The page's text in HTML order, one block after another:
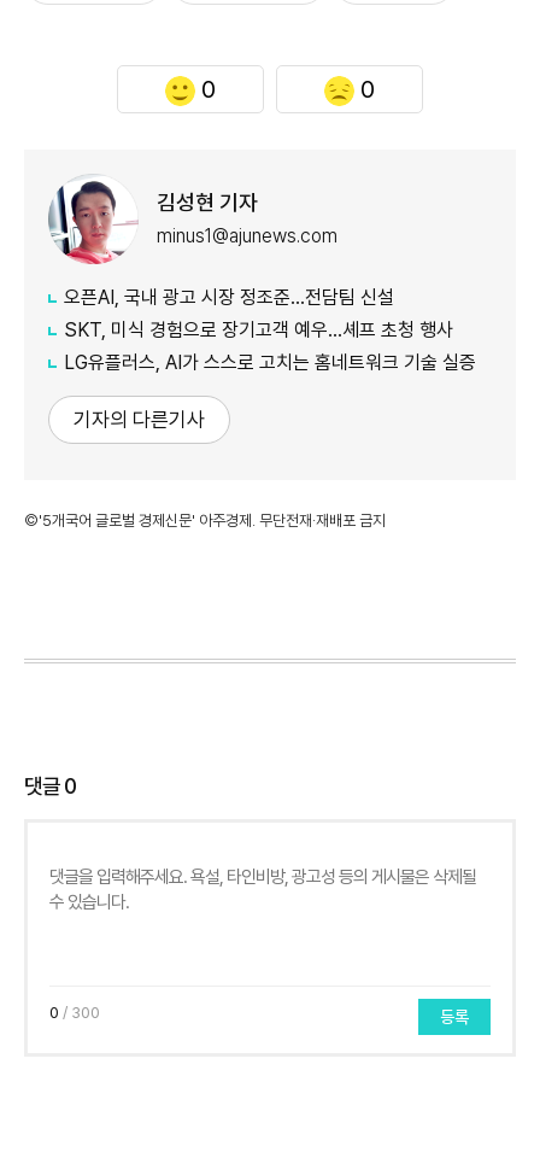
0 0
김성현 기자
minus1@ajunews.com
오픈AI, 국내 광고 시장 정조준…전담팀 신설
SKT, 미식 경험으로 장기고객 예우…셰프 초청 행사
LG유플러스, AI가 스스로 고치는 홈네트워크 기술 실증
기자의 다른기사
©'5개국어 글로벌 경제신문' 아주경제. 무단전재·재배포 금지
댓글0
0 / 300 등록